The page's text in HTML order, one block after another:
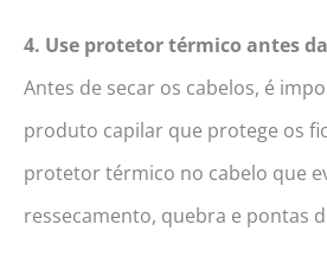
4. Use protetor térmico antes
Antes de secar os cabelos, é
produto capilar que protege os
protetor térmico no cabelo que
ressecamento, quebra e pontas